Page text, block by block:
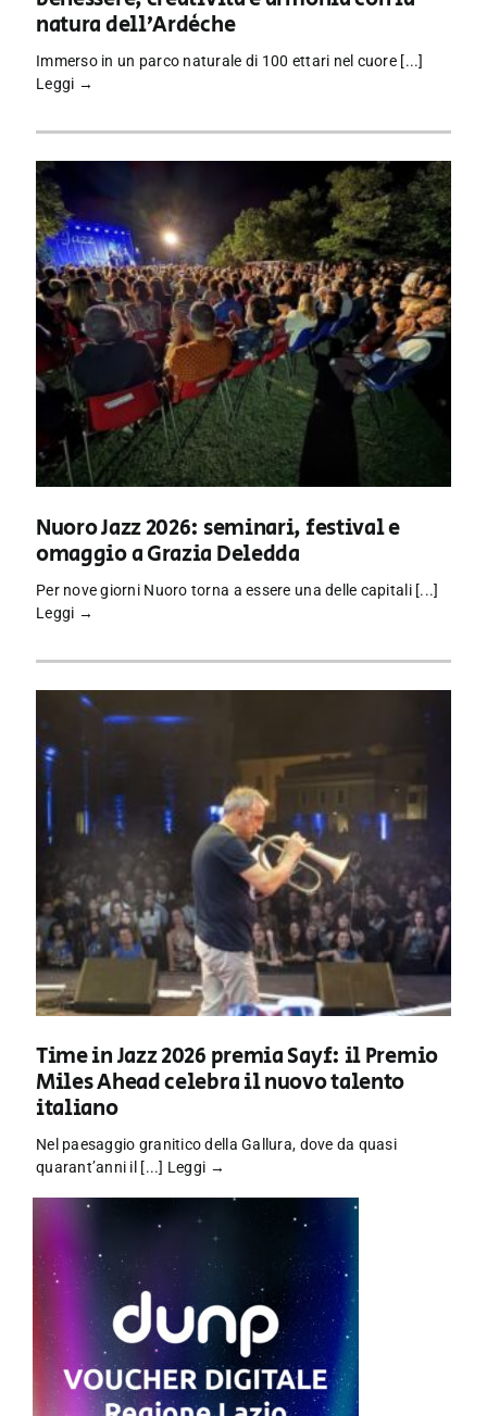
natura dell’Ardèche
Immerso in un parco naturale di 100 ettari nel cuore [...]
Leggi →
Nuoro Jazz 2026: seminari, festival e
omaggio a Grazia Deledda
Per nove giorni Nuoro torna a essere una delle capitali [...]
Leggi →
Time in Jazz 2026 premia Sayf: il Premio
Miles Ahead celebra il nuovo talento
italiano
Nel paesaggio granitico della Gallura, dove da quasi
quarant’anni il [...] Leggi →